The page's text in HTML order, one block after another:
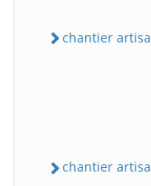
chantier
chantier